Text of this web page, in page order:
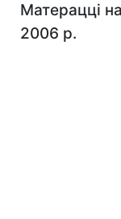
Матерацці
2006 р.